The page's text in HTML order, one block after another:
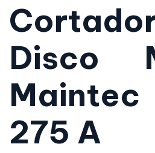
Disco
275 A